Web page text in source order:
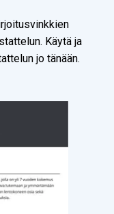
Käytä ja
jo tänään.